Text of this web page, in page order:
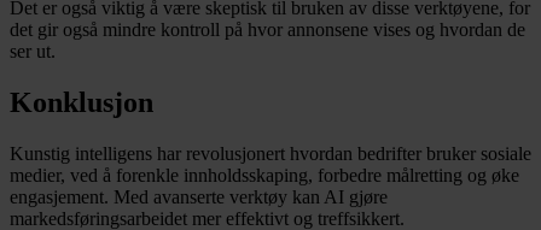
Det er også viktig å være skeptisk til bruken av disse verktøyene, for
det gir også mindre kontroll på hvor annonsene vises og hvordan de
ser ut.
Konklusjon
Kunstig intelligens har revolusjonert hvordan bedrifter bruker sosiale
medier, ved å forenkle innholdsskaping, forbedre målretting og øke
engasjement. Med avanserte verktøy kan AI gjøre
markedsføringsarbeidet mer effektivt og treffsikkert.